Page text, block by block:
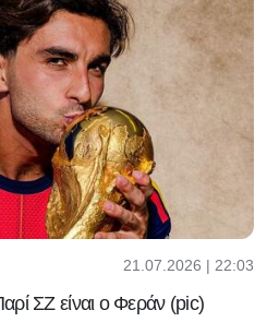
21.07.2026 | 22:03
ΣΖ είναι ο Φεράν (pic)